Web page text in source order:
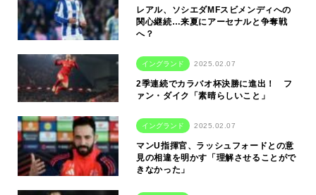
レアル、ソシエダMFスビメンディへの
関心継続…来夏にアーセナルと争奪戦
へ？
イングランド 2025.02.07
2季連続でカラバオ杯決勝に進出！ フ
ァン・ダイク「素晴らしいこと」
イングランド 2025.02.07
マンU指揮官、ラッシュフォードとの意
見の相違を明かす「理解させることがで
きなかった」